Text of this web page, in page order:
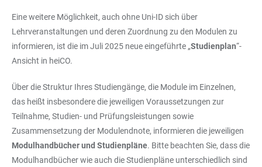
Eine weitere Möglichkeit, auch ohne Uni-ID sich über
Lehrveranstaltungen und deren Zuordnung zu den Modulen zu
informieren, ist die im Juli 2025 neue eingeführte „Studienplan“-
Ansicht in heiCO.
Über die Struktur Ihres Studiengänge, die Module im Einzelnen,
das heißt insbesondere die jeweiligen Voraussetzungen zur
Teilnahme, Studien- und Prüfungsleistungen sowie
Zusammensetzung der Modulendnote, in­formieren die jeweiligen
Modulhandbücher und Studienpläne. Bitte beachten Sie, dass die
Modulhandbücher wie auch die Studienpläne unterschiedlich sind